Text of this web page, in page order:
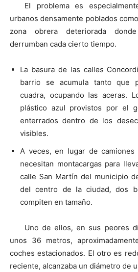
El problema es
urbanos densamente poblados
zona obrera deteriorada
derrumban cada cierto tiempo.
La basura de las calles
barrio se acumula tanto que
cuadra, ocupando las aceras.
plástico azul provistos por el
enterrados dentro de los
visibles.
A veces, en lugar de camiones
necesitan montacargas para
calle San Martín del municipio
del centro de la ciudad, dos
compiten en tamaño.
Uno de ellos, en sus peores
unos 36 metros,
coches estacionados. El otro es
reciente, alcanzaba un diámetro de